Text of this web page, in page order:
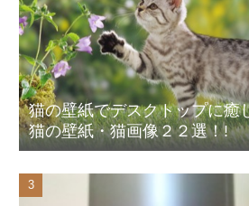
猫の壁紙でデスクトップに
猫の壁紙・猫画像２２選！!